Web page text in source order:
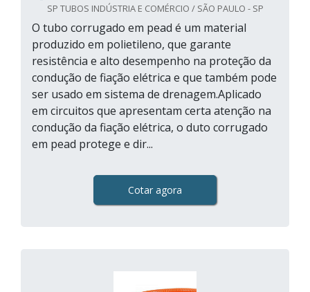
SP TUBOS INDÚSTRIA E COMÉRCIO / SÃO PAULO - SP
O tubo corrugado em pead é um material
produzido em polietileno, que garante
resistência e alto desempenho na proteção da
condução de fiação elétrica e que também pode
ser usado em sistema de drenagem.Aplicado
em circuitos que apresentam certa atenção na
condução da fiação elétrica, o duto corrugado
em pead protege e dir...
Cotar agora